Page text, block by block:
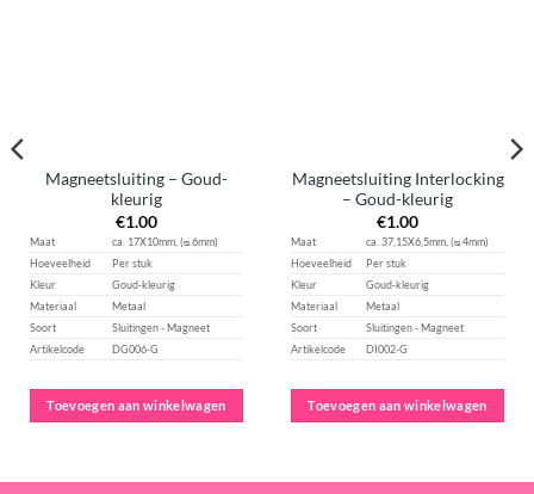
Magneetsluiting – Goud-
kleurig
€1.00
Maat
ca. 17X10mm, (ᴓ 6mm)
Hoeveelheid
Per stuk
Kleur
Goud-kleurig
Materiaal
Metaal
Soort
Sluitingen - Magneet
Artikelcode
DG006-G
Toevoegen aan winkelwagen
Magneetsluiting Interlocking
– Goud-kleurig
€1.00
Maat
ca. 37,15X6,5mm, (ᴓ 4mm)
Hoeveelheid
Per stuk
Kleur
Goud-kleurig
Materiaal
Metaal
Soort
Sluitingen - Magneet
Artikelcode
DI002-G
Toevoegen aan winkelwagen